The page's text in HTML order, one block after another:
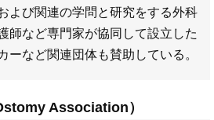
よび関連の学問と研究をする外科
師など専門家が協同して設立した
ーなど関連団体も賛助している。
Association）